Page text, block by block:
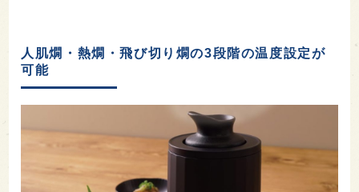
人肌燗・熱燗・飛び切り燗の3段階の温度設定が
可能